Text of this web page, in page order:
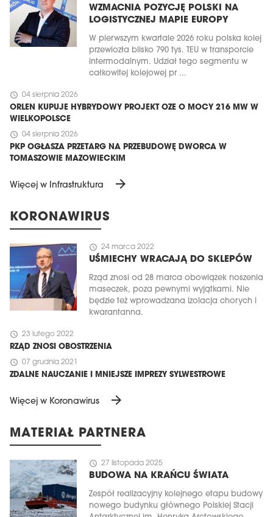
WZMACNIA POZYCJĘ POLSKI NA
LOGISTYCZNEJ MAPIE EUROPY
W pierwszym kwartale 2026 roku polska kolej
przewiozła blisko 790 tys. TEU w transporcie
intermodalnym. Udział tego segmentu w
całkowitej kolejowej pr ...
schedule 04 sierpnia 2026
ORLEN KUPUJE HYBRYDOWY PROJEKT OZE O MOCY 216 MW W
WIELKOPOLSCE
schedule 04 sierpnia 2026
PKP OGŁASZA PRZETARG NA PRZEBUDOWĘ DWORCA W
TOMASZOWIE MAZOWIECKIM
Więcej w Infrastruktura arrow_forward
KORONAWIRUS
schedule 24 marca 2022
UŚMIECHY WRACAJĄ DO SKLEPÓW
Rząd znosi od 28 marca obowiązek noszenia
maseczek, poza pewnymi wyjątkami. Nie
będzie też wprowadzana izolacja chorych i
kwarantanna.
schedule 23 lutego 2022
RZĄD ZNOSI OBOSTRZENIA
schedule 07 grudnia 2021
ZDALNE NAUCZANIE I MNIEJSZE IMPREZY SYLWESTROWE
Więcej w Koronawirus arrow_forward
MATERIAŁ PARTNERA
schedule 27 listopada 2025
BUDOWA NA KRAŃCU ŚWIATA
Zespół realizacyjny kolejnego etapu budowy
nowego budynku głównego Polskiej Stacji